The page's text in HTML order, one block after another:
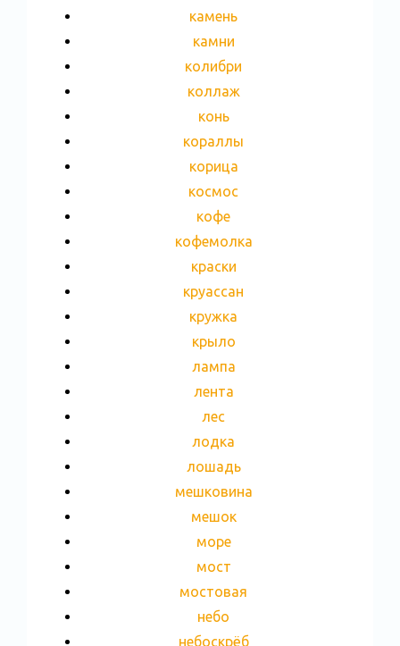
камень
камни
колибри
коллаж
конь
кораллы
корица
космос
кофе
кофемолка
краски
круассан
кружка
крыло
лампа
лента
лес
лодка
лошадь
мешковина
мешок
море
мост
мостовая
небо
небоскрёб